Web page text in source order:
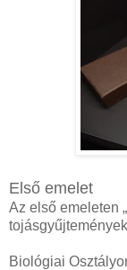
Első emelet
Az első emeleten
Biológiai